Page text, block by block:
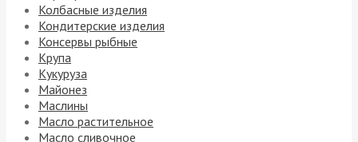
Колбасные изделия
Кондитерские изделия
Консервы рыбные
Крупа
Кукуруза
Майонез
Маслины
Масло растительное
Масло сливочное